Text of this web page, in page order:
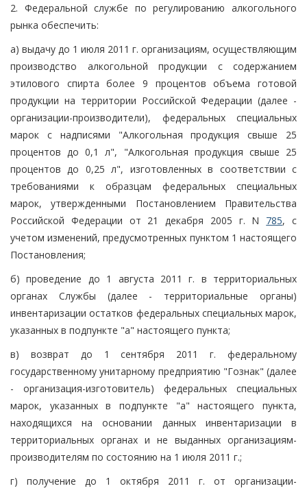
2. Федеральной службе по регулированию алкогольного
рынка обеспечить:
а) выдачу до 1 июля 2011 г. организациям, осуществляющим
производство алкогольной продукции с содержанием
этилового спирта более 9 процентов объема готовой
продукции на территории Российской Федерации (далее -
организации-производители), федеральных специальных
марок с надписями "Алкогольная продукция свыше 25
процентов до 0,1 л", "Алкогольная продукция свыше 25
процентов до 0,25 л", изготовленных в соответствии с
требованиями к образцам федеральных специальных
марок, утвержденными Постановлением Правительства
Российской Федерации от 21 декабря 2005 г. N 785, с
учетом изменений, предусмотренных пунктом 1 настоящего
Постановления;
б) проведение до 1 августа 2011 г. в территориальных
органах Службы (далее - территориальные органы)
инвентаризации остатков федеральных специальных марок,
указанных в подпункте "а" настоящего пункта;
в) возврат до 1 сентября 2011 г. федеральному
государственному унитарному предприятию "Гознак" (далее
- организация-изготовитель) федеральных специальных
марок, указанных в подпункте "а" настоящего пункта,
находящихся на основании данных инвентаризации в
территориальных органах и не выданных организациям-
производителям по состоянию на 1 июля 2011 г.;
г) получение до 1 октября 2011 г. от организации-